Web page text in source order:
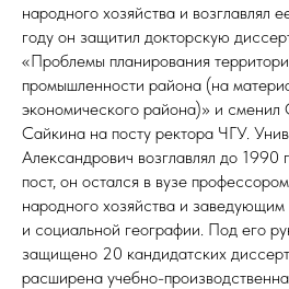
народного хозяйства и возглавлял
году он защитил докторскую
«Проблемы планирования
промышленности района (на
экономического района)» и
Сайкина на посту ректора ЧГУ.
Александрович возглавлял до 1990
пост, он остался в вузе
народного хозяйства и
и социальной географии. Под его
защищено 20 кандидатских
расширена учебно-